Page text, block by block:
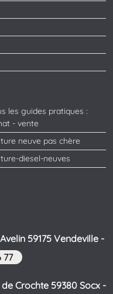
les guides pratiques :
- vente
neuve pas chère
diesel-neuves
59175 Vendeville -
77
Crochte 59380 Socx -